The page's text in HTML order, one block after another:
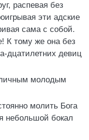
распевая без
эти адские
сама с собой.
К тому же она без
дцатилетних девиц
молодым
молить Бога
небольшой бокал